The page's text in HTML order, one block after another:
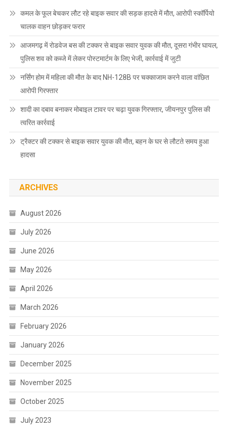
कमल के फूल बेचकर लौट रहे बाइक सवार की सड़क हादसे में मौत, आरोपी स्कॉर्पियो
चालक वाहन छोड़कर फरार
आजमगढ़ में रोडवेज बस की टक्कर से बाइक सवार युवक की मौत, दूसरा गंभीर घायल,
पुलिस शव को कब्जे में लेकर पोस्टमार्टम के लिए भेजी, कार्रवाई में जुटी
नर्सिंग होम में महिला की मौत के बाद NH-128B पर चक्काजाम करने वाला वांछित
आरोपी गिरफ्तार
शादी का दबाव बनाकर मोबाइल टावर पर चढ़ा युवक गिरफ्तार, जीयनपुर पुलिस की
त्वरित कार्रवाई
ट्रैक्टर की टक्कर से बाइक सवार युवक की मौत, बहन के घर से लौटते समय हुआ
हादसा
ARCHIVES
August 2026
July 2026
June 2026
May 2026
April 2026
March 2026
February 2026
January 2026
December 2025
November 2025
October 2025
July 2023